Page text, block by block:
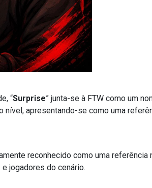
“Surprise” junta-se à FTW como um
nível, apresentando-se como uma
reconhecido como uma referência
jogadores do cenário.